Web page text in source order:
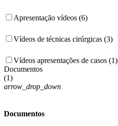
Apresentação vídeos (6)
Vídeos de técnicas cirúrgicas (3)
Vídeos apresentações de casos (1)
Documentos
(1)
arrow_drop_down
Documentos